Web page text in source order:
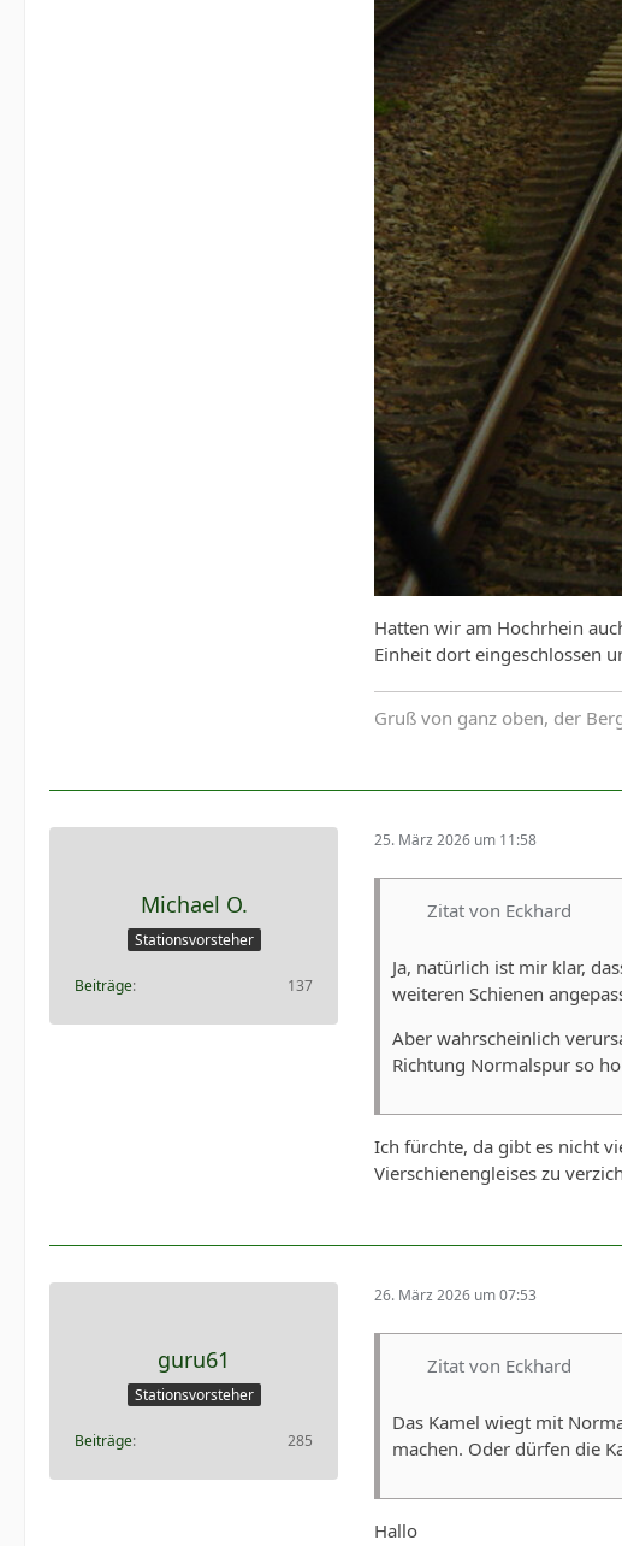
Hatten wir am Hochrhein
Einheit dort eingeschlossen
Gruß von ganz oben, der
Michael O.
Stationsvorsteher
Beiträge 137
25. März 2026 um 11:58
Zitat von Eckhard
Ja, natürlich ist mir klar,
weiteren Schienen
Aber wahrscheinlich
Richtung Normalspur so
Ich fürchte, da gibt es nicht
Vierschienengleises zu
guru61
Stationsvorsteher
Beiträge 285
26. März 2026 um 07:53
Zitat von Eckhard
Das Kamel wiegt mit
machen. Oder dürfen die
Hallo